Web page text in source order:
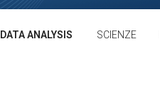
DATA ANALYSIS SCIENZE